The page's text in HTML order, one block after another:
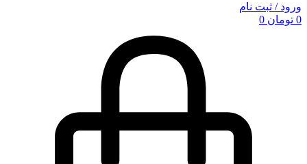
ورود / ثبت نام
0 تومان 0